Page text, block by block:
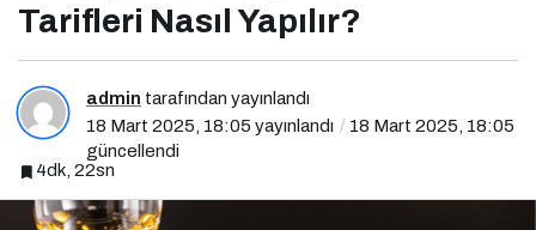
Tarifleri Nasıl Yapılır?
admin tarafından yayınlandı
18 Mart 2025, 18:05 yayınlandı
18 Mart 2025, 18:05
güncellendi
4dk, 22sn